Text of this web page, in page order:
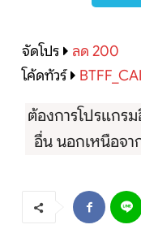
จัดโปร
ลด 200
โค้ดทัวร์
ต้องการโปรแกร
อื่น นอกเหนือจา